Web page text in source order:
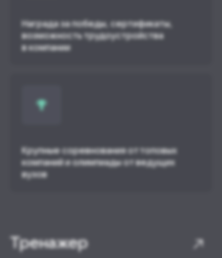
Награда за победы, сертификаты,
возможность трудоустройства
в компании
Крупные соревнования от топовых
компаний и олимпиады от ведущих
вузов
Тренажер